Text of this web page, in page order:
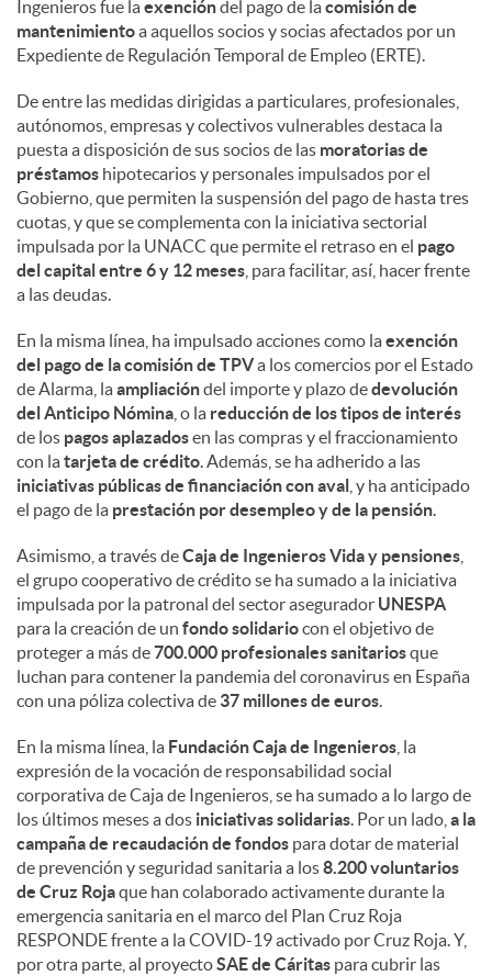
Ingenieros fue laexencióndel pago de lacomisión de
mantenimientoa aquellos socios y socias afectados por un
Expediente de Regulación Temporal de Empleo (ERTE).
De entre las medidas dirigidas a particulares, profesionales,
autónomos, empresas y colectivos vulnerables destaca la
puesta a disposición de sus socios de las moratorias de
préstamos hipotecarios y personales impulsados por el
Gobierno, que permiten la suspensión del pago de hasta tres
cuotas, y que se complementa con la iniciativa sectorial
impulsada por la UNACC que permite el retraso en el pago
del capital entre 6 y 12 meses , para facilitar, así, hacer frente
a las deudas.
En la misma línea, ha impulsado acciones como laexención
del pago de la comisión de TPVa los comercios por el Estado
de Alarma, laampliacióndel importe y plazo dedevolución
del Anticipo Nómina , o la reducción de los tipos de interés
de los pagos aplazadosen las compras y el fraccionamiento
con latarjeta de crédito. Además, se ha adherido a las
iniciativas públicas de financiación con aval , y ha anticipado
el pago de la prestación por desempleo y de la pensión.
Asimismo, a través deCaja de Ingenieros Vida y pensiones
el grupo cooperativo de crédito se ha sumado a la iniciativa
impulsada por la patronal del sector asegurador UNESPA
para la creación de un fondo solidariocon el objetivo de
proteger a más de700.000 profesionales sanitariosque
luchan para contener la pandemia del coronavirus en España
con una póliza colectiva de 37 millones de euros.
En la misma línea, la Fundación Caja de Ingenieros , la
expresión de la vocación de responsabilidad social
corporativa de Caja de Ingenieros, se ha sumado a lo largo de
los últimos meses a dos iniciativas solidarias. Por un lado, a la
campaña de recaudación de fondos para dotar de material
de prevención y seguridad sanitaria a los8.200 voluntarios
de Cruz Rojaque han colaborado activamente durante la
emergencia sanitaria en el marco del Plan Cruz Roja
RESPONDE frente a la COVID-19 activado por Cruz Roja. Y,
por otra parte, al proyectoSAE de Cáritas para cubrir las